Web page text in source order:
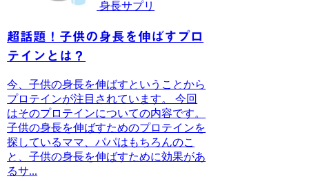
身長サプリ
超話題！子供の身長を伸ばすプロ
テインとは？
今、子供の身長を伸ばすということから
プロテインが注目されています。 今回
はそのプロテインについての内容です。
子供の身長を伸ばすためのプロテインを
探しているママ、パパはもちろんのこ
と、子供の身長を伸ばすために効果があ
るサ...